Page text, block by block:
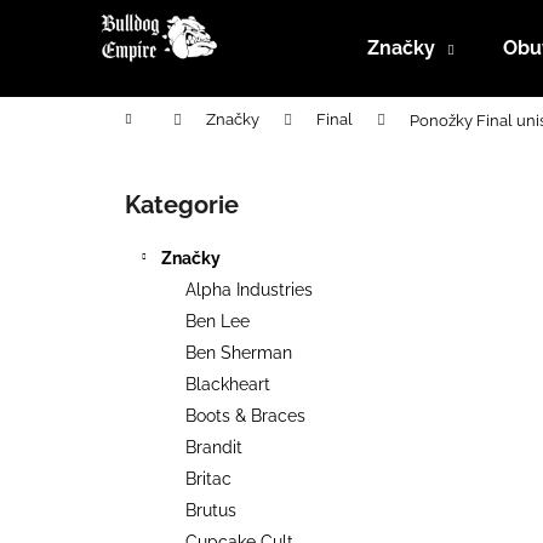
Značky
Domů Značky Final Ponožky Final
Přeskočit
kategorie
Kategorie
Značky
Alpha Industries
Ben Lee
Ben Sherman
Blackheart
Boots & Braces
Brandit
Britac
Brutus
í
Zpět
do
Zpět
do